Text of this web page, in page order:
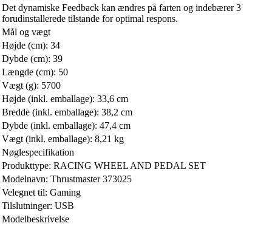
Det dynamiske Feedback kan ændres på farten og indebærer 3
forudinstallerede tilstande for optimal respons.
Mål og vægt
Højde (cm): 34
Dybde (cm): 39
Længde (cm): 50
Vægt (g): 5700
Højde (inkl. emballage): 33,6 cm
Bredde (inkl. emballage): 38,2 cm
Dybde (inkl. emballage): 47,4 cm
Vægt (inkl. emballage): 8,21 kg
Nøglespecifikation
Produkttype: RACING WHEEL AND PEDAL SET
Modelnavn: Thrustmaster 373025
Velegnet til: Gaming
Tilslutninger: USB
Modelbeskrivelse